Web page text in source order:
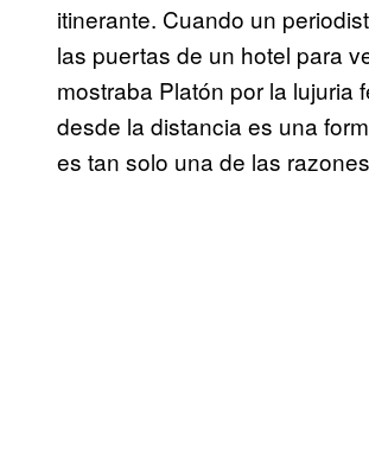
itinerante. Cuando un
las puertas de un hotel para
mostraba Platón por la lujuria
desde la distancia es una
es tan solo una de las